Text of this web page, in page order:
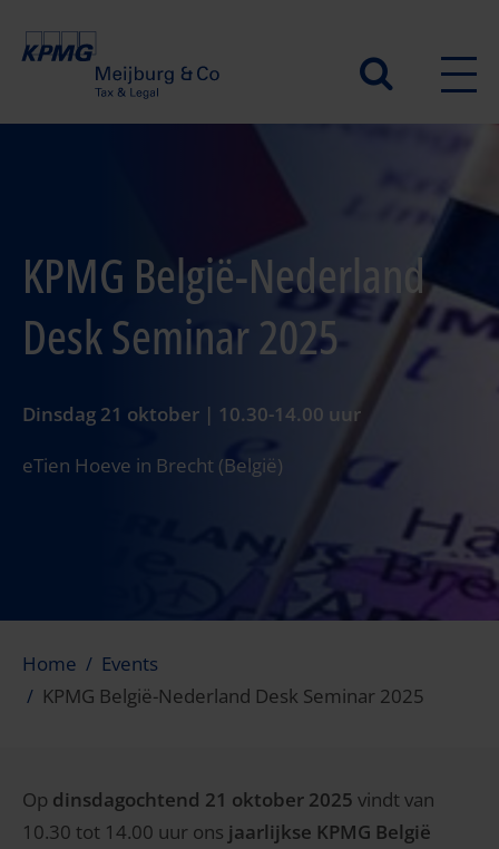
Secundair
menu
KPMG België-Nederland
Desk Seminar 2025
Dinsdag 21 oktober | 10.30-14.00 uur
eTien Hoeve in Brecht (België)
Home
Events
KPMG België-Nederland Desk Seminar 2025
Op dinsdagochtend 21 oktober 2025 vindt van
10.30 tot 14.00 uur ons jaarlijkse KPMG België